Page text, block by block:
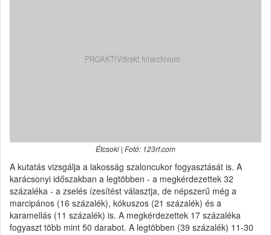
Étcsoki | Fotó: 123rf.com
A kutatás vizsgálja a lakosság szaloncukor fogyasztását is. A
karácsonyi időszakban a legtöbben - a megkérdezettek 32
százaléka - a zselés ízesítést választja, de népszerű még a
marcipános (16 százalék), kókuszos (21 százalék) és a
karamellás (11 százalék) is. A megkérdezettek 17 százaléka
fogyaszt több mint 50 darabot. A legtöbben (39 százalék) 11-30